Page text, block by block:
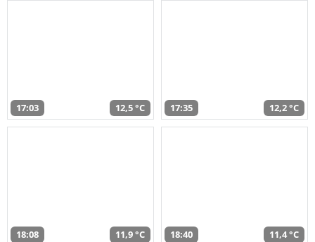
17:03 12,5 °C 17:35 12,2 °C
18:08 11,9 °C 18:40 11,4 °C